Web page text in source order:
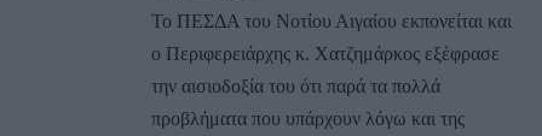
Το ΠΕΣΔΑ του Νοτίου Αιγαίου εκπονείται και
ο Περιφερειάρχης κ. Χατζημάρκος εξέφρασε
την αισιοδοξία του ότι παρά τα πολλά
προβλήματα που υπάρχουν λόγω και της